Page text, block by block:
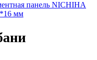
панель NICHIHA
мм